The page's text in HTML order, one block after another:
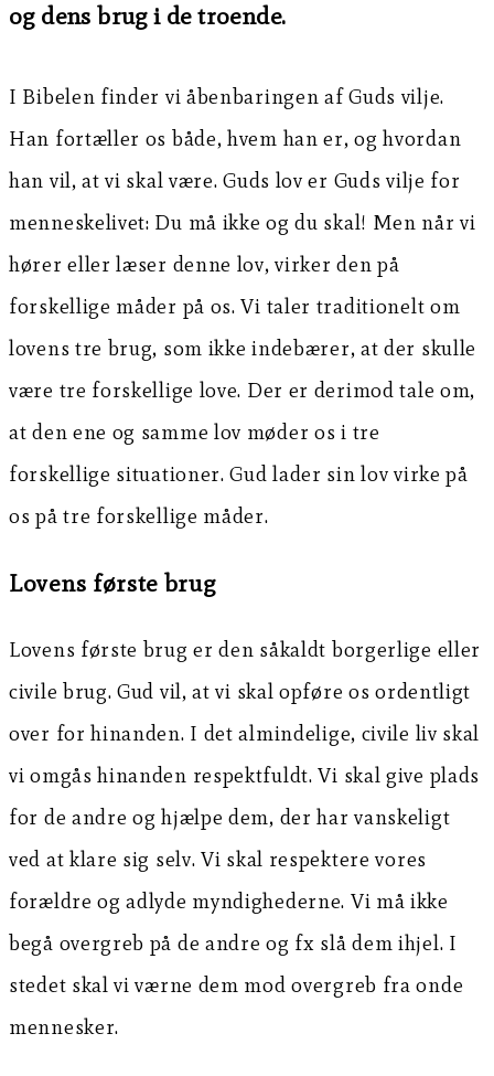
og dens brug i de troende.
I Bibelen finder vi åbenbaringen af Guds vilje.
Han fortæller os både, hvem han er, og hvordan
han vil, at vi skal være. Guds lov er Guds vilje for
menneskelivet: Du må ikke og du skal! Men når vi
hører eller læser denne lov, virker den på
forskellige måder på os. Vi taler traditionelt om
lovens tre brug, som ikke indebærer, at der skulle
være tre forskellige love. Der er derimod tale om,
at den ene og samme lov møder os i tre
forskellige situationer. Gud lader sin lov virke på
os på tre forskellige måder.
Lovens første brug
Lovens første brug er den såkaldt borgerlige eller
civile brug. Gud vil, at vi skal opføre os ordentligt
over for hinanden. I det almindelige, civile liv skal
vi omgås hinanden respektfuldt. Vi skal give plads
for de andre og hjælpe dem, der har vanskeligt
ved at klare sig selv. Vi skal respektere vores
forældre og adlyde myndighederne. Vi må ikke
begå overgreb på de andre og fx slå dem ihjel. I
stedet skal vi værne dem mod overgreb fra onde
mennesker.